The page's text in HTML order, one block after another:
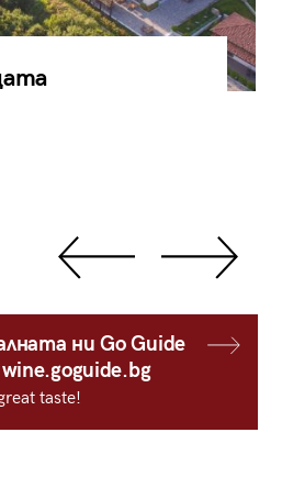
ни Go Guide
taste!